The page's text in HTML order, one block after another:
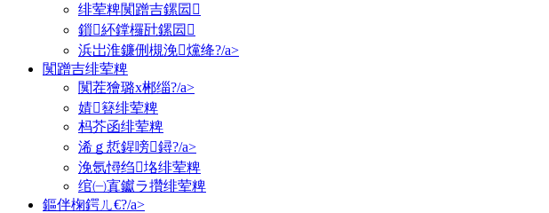
绯荤粺闃蹭吉鏍囩
鎻紑鐣欏瓧鏍囩
浜岀淮鐮侀槻浼爣绛?/a>
闃蹭吉绯荤粺
闃茬獪璐х郴缁?/a>
婧簮绯荤粺
杩芥函绯荤粺
浠ｇ悊鍟嗙鐞?/a>
浼氬憳绉垎绯荤粺
绾㈠寘钀ラ攢绯荤粺
鏂伴椈鍔ㄦ€?/a>